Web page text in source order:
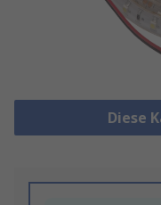
Diese